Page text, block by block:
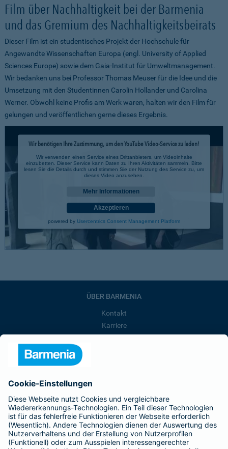
Film über Nachhaltigkeit bei der Barmenia
und das Gremium des Nachhaltigkeitsbeirats
Dieser Film ist ein studentisches Projekt der Hochschule für
Angewandte Wissenschaften Europa (engl. University of Applied
Sciences Europe) sowie dem Gaia-Institut für Umweltmanagement.
Wir bedanken uns bei Professor Thomas Meuser für die Idee und die
Umsetzung mit den Studentinnen Carolin Hollander und Carolina
Werner. Obwohl keine Profis am Werk waren, halten wir den Film für
gelungen und veröffentlichen gerne dieses Ergebnis.
Wir benötigen Ihre Zustimmung, um den YouTube Video-Service zu laden!
Wir verwenden einen Service eines Drittanbieters, um Videoinhalte
einzubetten. Dieser Service kann Daten zu Ihren Aktivitäten sammeln. Bitte
lesen Sie die Details durch und stimmen Sie der Nutzung des Service zu, um
dieses Video anzusehen.
Mehr Informationen
Akzeptieren
powered by Usercentrics Consent Management Platform
ÜBER BARMENIA
Kontakt
Karriere
Barmenia ist Teil der BarmeniaGothaer
BELIEBTE SEITEN
Kranken-Zusatzversicherung
Tierversicherungen